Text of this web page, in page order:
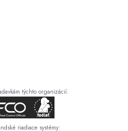
týchto organizácií:
riadiace systémy: